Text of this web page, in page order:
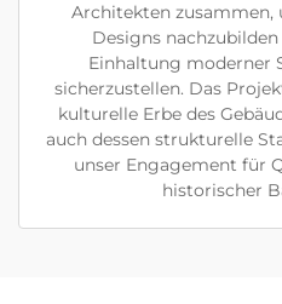
Architekten
Designs
Einhaltung moderner
sicherzustellen. Das
kulturelle Erbe des
auch dessen strukturelle
unser Engagement für
historischer